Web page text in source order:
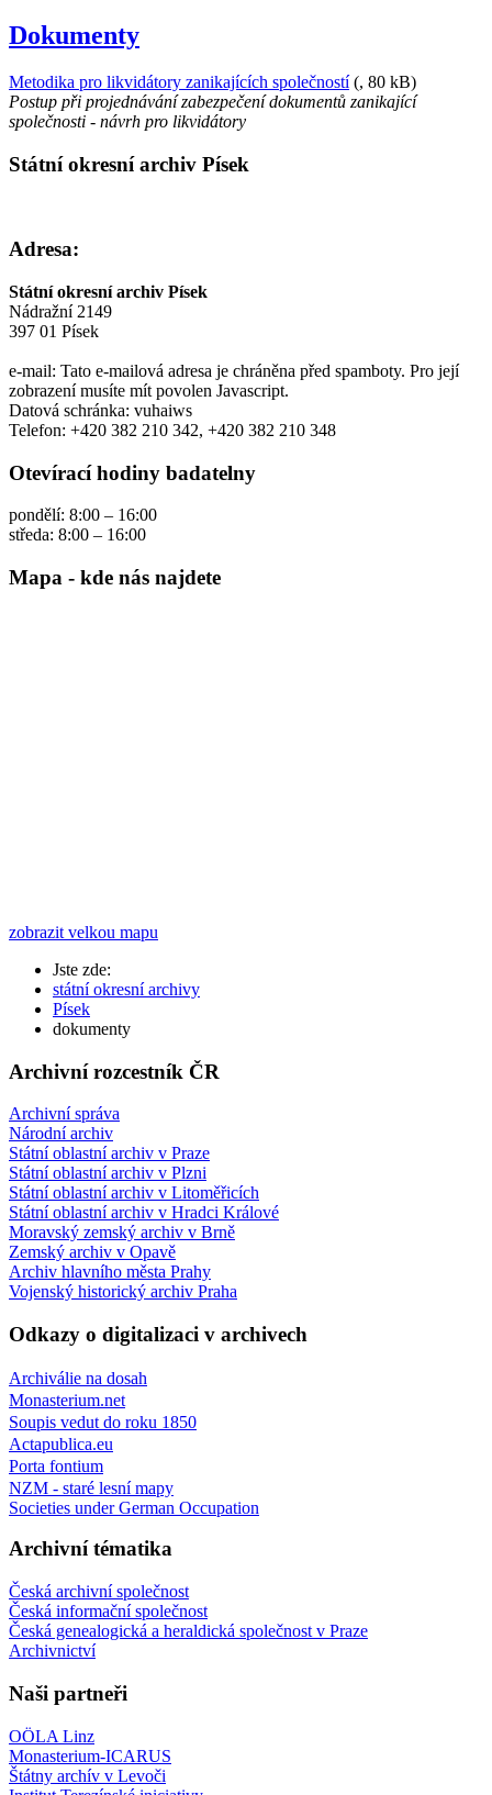
Dokumenty
Metodika pro likvidátory zanikajících společností(, 80 kB)
Postup při projednávání zabezpečení dokumentů zanikající
společnosti - návrh pro likvidátory
Státní okresní archiv Písek
Adresa:
Státní okresní archiv Písek
Nádražní 2149
397 01 Písek
e-mail: Tato e-mailová adresa je chráněna před spamboty. Pro její
zobrazení musíte mít povolen Javascript.
Datová schránka: vuhaiws
Telefon: +420 382 210 342, +420 382 210 348
Otevírací hodiny badatelny
pondělí: 8:00 – 16:00
středa: 8:00 – 16:00
Mapa - kde nás najdete
zobrazit velkou mapu
Jste zde:
státní okresní archivy
Písek
dokumenty
Archivní rozcestník ČR
Archivní správa
Národní archiv
Státní oblastní archiv v Praze
Státní oblastní archiv v Plzni
Státní oblastní archiv v Litoměřicích
Státní oblastní archiv v Hradci Králové
Moravský zemský archiv v Brně
Zemský archiv v Opavě
Archiv hlavního města Prahy
Vojenský historický archiv Praha
Odkazy o digitalizaci v archivech
Archiválie na dosah
Monasterium.net
Soupis vedut do roku 1850
Actapublica.eu
Porta fontium
NZM - staré lesní mapy
Societies under German Occupation
Archivní tématika
Česká archivní společnost
Česká informační společnost
Česká genealogická a heraldická společnost v Praze
Archivnictví
Naši partneři
OÖLA Linz
Monasterium-ICARUS
Štátny archív v Levoči